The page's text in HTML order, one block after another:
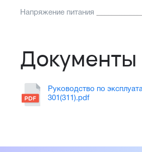
Напряжение питания
Документы
Руководство по
301(311).pdf